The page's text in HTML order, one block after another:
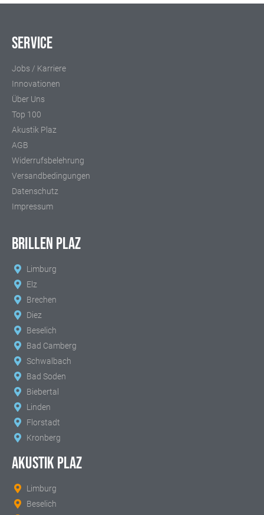
Service
Jobs / Karriere
Innovationen
Über Uns
Top 100
Akustik Plaz
AGB
Widerrufsbelehrung
Versandbedingungen
Datenschutz
Impressum
BRILLEN PLAZ
Limburg
Elz
Brechen
Diez
Beselich
Bad Camberg
Schwalbach
Bad Soden
Biebertal
Linden
Florstadt
Kronberg
AKUSTIK PLAZ
Limburg
Beselich